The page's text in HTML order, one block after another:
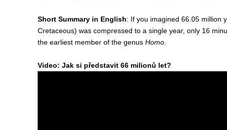
Short Summary in English: If you imagined 66.05 million
Cretaceous) was compressed to a single year, only 16
the earliest member of the genus Homo.
Video: Jak si představit 66 milionů let?